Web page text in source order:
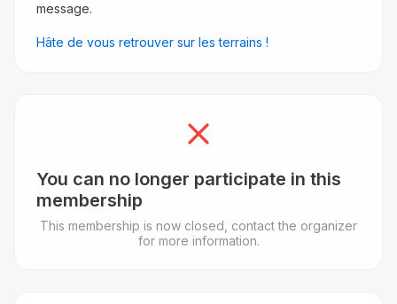
message.
Hâte de vous retrouver sur les terrains !
You can no longer participate in this
membership
This membership is now closed, contact the organizer
for more information.